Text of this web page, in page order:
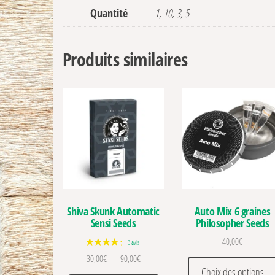
Quantité 1, 10, 3, 5
Produits similaires
Shiva Skunk Automatic
Sensi Seeds
30,00€ – 90,00€Plage de prix : 30,00€ à 90,00€
Auto Mix 6 graines
Philosopher Seeds
40,00€
Choix des options